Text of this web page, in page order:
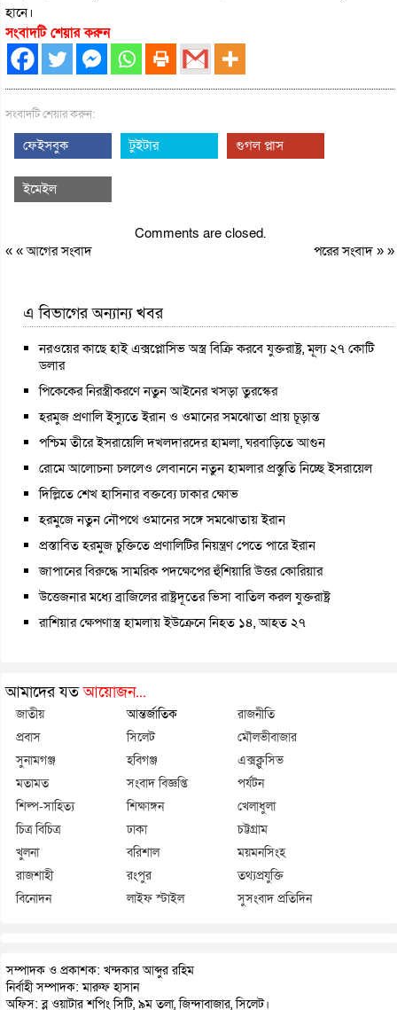
হানে।
সংবাদটি শেয়ার করুন
সংবাদটি শেয়ার করুন:
ফেইসবুক টুইটার গুগল প্লাস
ইমেইল
Comments are closed.
« «আগের সংবাদ পরের সংবাদ» »
এ বিভাগের অন্যান্য খবর
নরওয়ের কাছে হাই এক্সপ্লোসিভ অস্ত্র বিক্রি করবে যুক্তরাষ্ট্র, মূল্য ২৭ কোটি
ডলার
পিকেকের নিরস্ত্রীকরণে নতুন আইনের খসড়া তুরস্কের
হরমুজ প্রণালি ইস্যুতে ইরান ও ওমানের সমঝোতা প্রায় চূড়ান্ত
পশ্চিম তীরে ইসরায়েলি দখলদারদের হামলা, ঘরবাড়িতে আগুন
রোমে আলোচনা চললেও লেবাননে নতুন হামলার প্রস্তুতি নিচ্ছে ইসরায়েল
দিল্লিতে শেখ হাসিনার বক্তব্যে ঢাকার ক্ষোভ
হরমুজে নতুন নৌপথে ওমানের সঙ্গে সমঝোতায় ইরান
প্রস্তাবিত হরমুজ চুক্তিতে প্রণালিটির নিয়ন্ত্রণ পেতে পারে ইরান
জাপানের বিরুদ্ধে সামরিক পদক্ষেপের হুঁশিয়ারি উত্তর কোরিয়ার
উত্তেজনার মধ্যে ব্রাজিলের রাষ্ট্রদূতের ভিসা বাতিল করল যুক্তরাষ্ট্র
রাশিয়ার ক্ষেপণাস্ত্র হামলায় ইউক্রেনে নিহত ১৪, আহত ২৭
আমাদের যতআয়োজন...
জাতীয় আন্তর্জাতিক
রাজনীতি
প্রবাস
সিলেট
মৌলভীবাজার
সুনামগঞ্জ
হবিগঞ্জ
এক্সক্লুসিভ
মতামত
সংবাদ বিজ্ঞপ্তি
পর্যটন
শিল্প-সাহিত্য
শিক্ষাঙ্গন
খেলাধুলা
চিত্র বিচিত্র
ঢাকা
চট্টগ্রাম
খুলনা
বরিশাল
ময়মনসিংহ
রাজশাহী
রংপুর
তথ্যপ্রযুক্তি
বিনোদন
লাইফ স্টাইল সুসংবাদ প্রতিদিন
সম্পাদক ও প্রকাশক: খন্দকার আব্দুর রহিম
নির্বাহী সম্পাদক: মারুফ হাসান
অফিস: ব্লু ওয়াটার শপিং সিটি, ৯ম তলা, জিন্দাবাজার, সিলেট।